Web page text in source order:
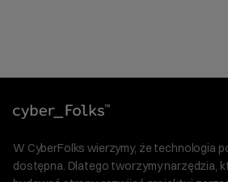
W CyberFolks wierzymy, że technologia
dostępna. Dlatego tworzymy narzędzia,